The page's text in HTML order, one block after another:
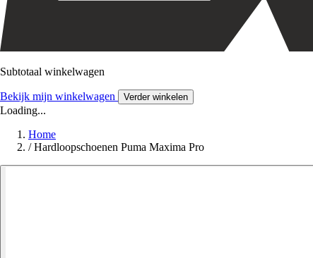
Subtotaal winkelwagen
Bekijk mijn winkelwagen Verder winkelen
Loading...
Home
/ Hardloopschoenen Puma Maxima Pro